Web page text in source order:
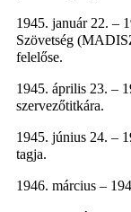
1945. január 22. –
Szövetség
felelőse.
1945. április 23. –
szervezőtitkára.
1945. június 24. –
tagja.
1946. március –